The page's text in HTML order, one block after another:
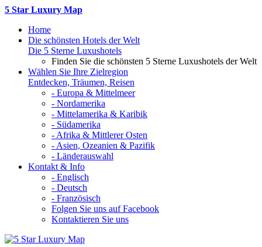
5 Star Luxury Map
Home
Die schönsten Hotels der Welt
Die 5 Sterne Luxushotels
Finden Sie die schönsten 5 Sterne Luxushotels der Welt
Wählen Sie Ihre Zielregion
Entdecken, Träumen, Reisen
- Europa & Mittelmeer
- Nordamerika
- Mittelamerika & Karibik
- Südamerika
- Afrika & Mittlerer Osten
- Asien, Ozeanien & Pazifik
- Länderauswahl
Kontakt & Info
- Englisch
- Deutsch
- Französisch
Folgen Sie uns auf Facebook
Kontaktieren Sie uns